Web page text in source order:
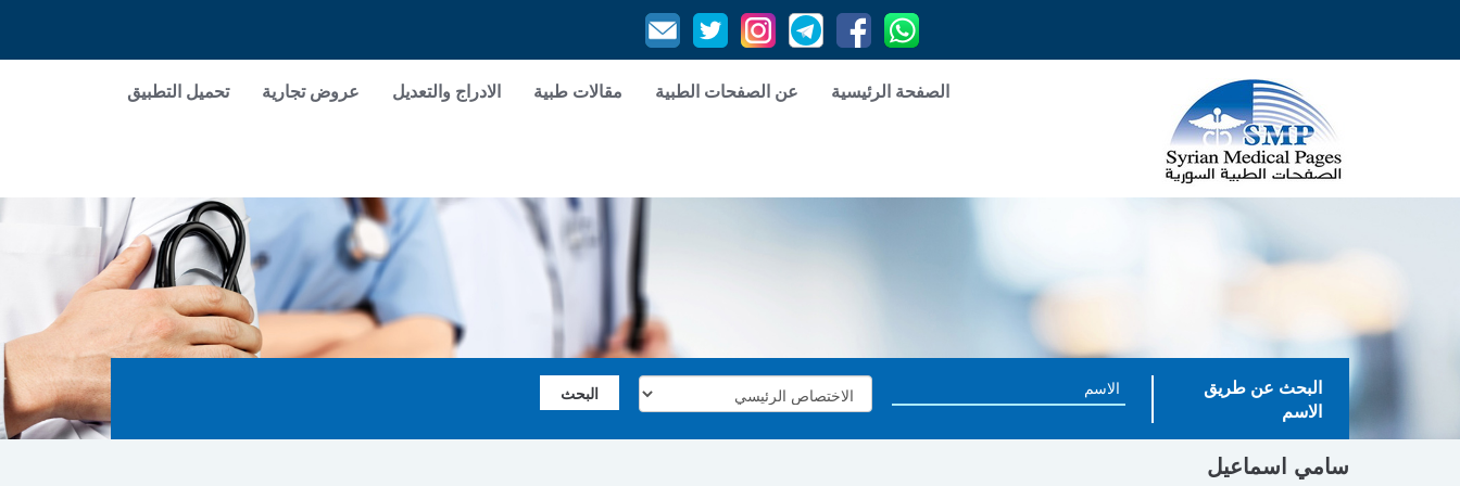
الصفحة الرئيسية عن الصفحات الطبية مقالات طبية الادراج والتعديل عروض تجارية تحميل التطبيق
البحث عن طريق
الاسم
سامي اسماعيل